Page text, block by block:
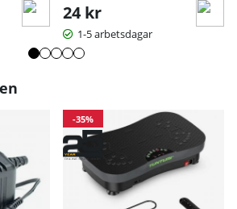
24 kr
1-5 arbetsdagar
-35%